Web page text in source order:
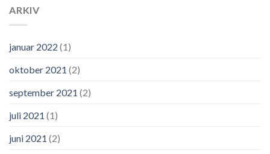
ARKIV
januar 2022 (1)
oktober 2021 (2)
september 2021 (2)
juli 2021 (1)
juni 2021 (2)